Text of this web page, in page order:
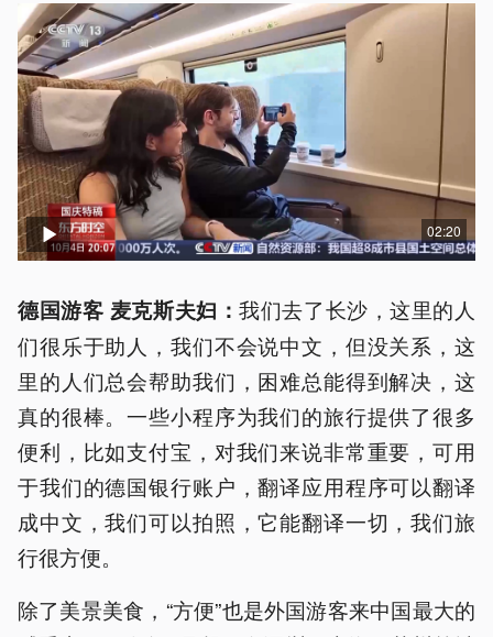
02:20
德国游客 麦克斯夫妇：我们去了长沙，这里的人
们很乐于助人，我们不会说中文，但没关系，这
里的人们总会帮助我们，困难总能得到解决，这
真的很棒。一些小程序为我们的旅行提供了很多
便利，比如支付宝，对我们来说非常重要，可用
于我们的德国银行账户，翻译应用程序可以翻译
成中文，我们可以拍照，它能翻译一切，我们旅
行很方便。
除了美景美食，“方便”也是外国游客来中国最大的